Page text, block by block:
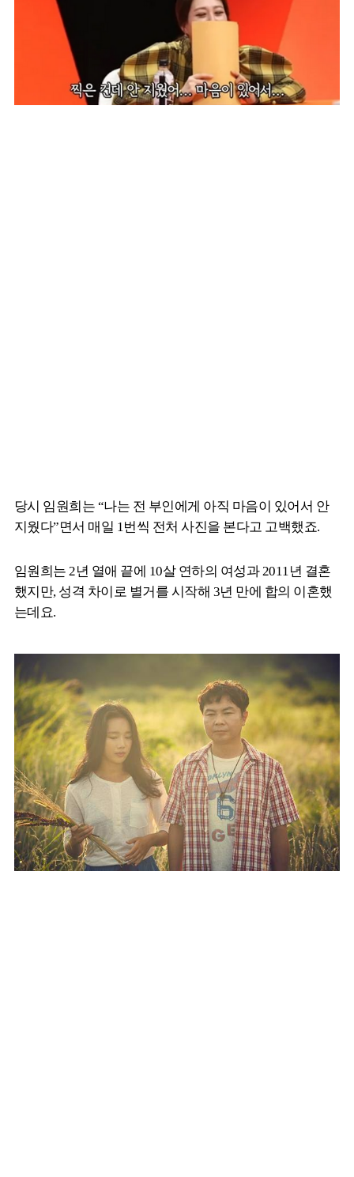
당시 임원희는 “나는 전 부인에게 아직 마음이 있어서 안
지웠다”면서 매일 1번씩 전처 사진을 본다고 고백했죠.
임원희는 2년 열애 끝에 10살 연하의 여성과 2011년 결혼
했지만, 성격 차이로 별거를 시작해 3년 만에 합의 이혼했
는데요.